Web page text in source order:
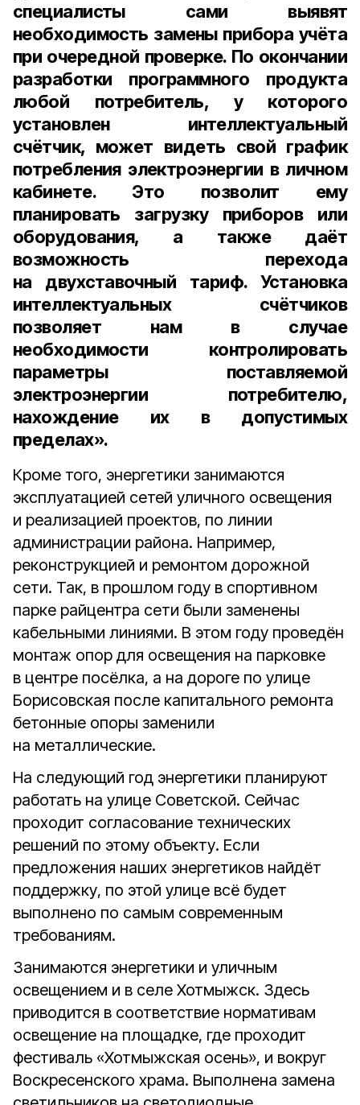
специалисты сами выявят
необходимость замены прибора учёта
при очередной проверке. По окончании
разработки программного продукта
любой потребитель, у которого
установлен интеллектуальный
счётчик, может видеть свой график
потребления электроэнергии в личном
кабинете. Это позволит ему
планировать загрузку приборов или
оборудования, а также даёт
возможность перехода
на двухставочный тариф. Установка
интеллектуальных счётчиков
позволяет нам в случае
необходимости контролировать
параметры поставляемой
электроэнергии потребителю,
нахождение их в допустимых
пределах».
Кроме того, энергетики занимаются
эксплуатацией сетей уличного освещения
и реализацией проектов, по линии
администрации района. Например,
реконструкцией и ремонтом дорожной
сети. Так, в прошлом году в спортивном
парке райцентра сети были заменены
кабельными линиями. В этом году проведён
монтаж опор для освещения на парковке
в центре посёлка, а на дороге по улице
Борисовская после капитального ремонта
бетонные опоры заменили
на металлические.
На следующий год энергетики планируют
работать на улице Советской. Сейчас
проходит согласование технических
решений по этому объекту. Если
предложения наших энергетиков найдёт
поддержку, по этой улице всё будет
выполнено по самым современным
требованиям.
Занимаются энергетики и уличным
освещением и в селе Хотмыжск. Здесь
приводится в соответствие нормативам
освещение на площадке, где проходит
фестиваль «Хотмыжская осень», и вокруг
Воскресенского храма. Выполнена замена